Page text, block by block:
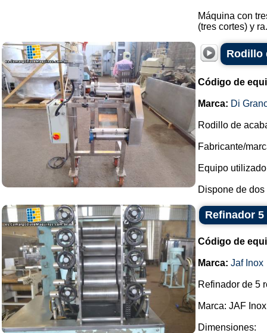
Máquina con
(tres cortes) y
Rodillo
Código de
Marca: Di
Rodillo de
Fabricante/
Equipo
Dispone de
Refinador
Código de
Marca: Jaf Inox
Refinador de 5
Marca: JAF
Dimensiones: